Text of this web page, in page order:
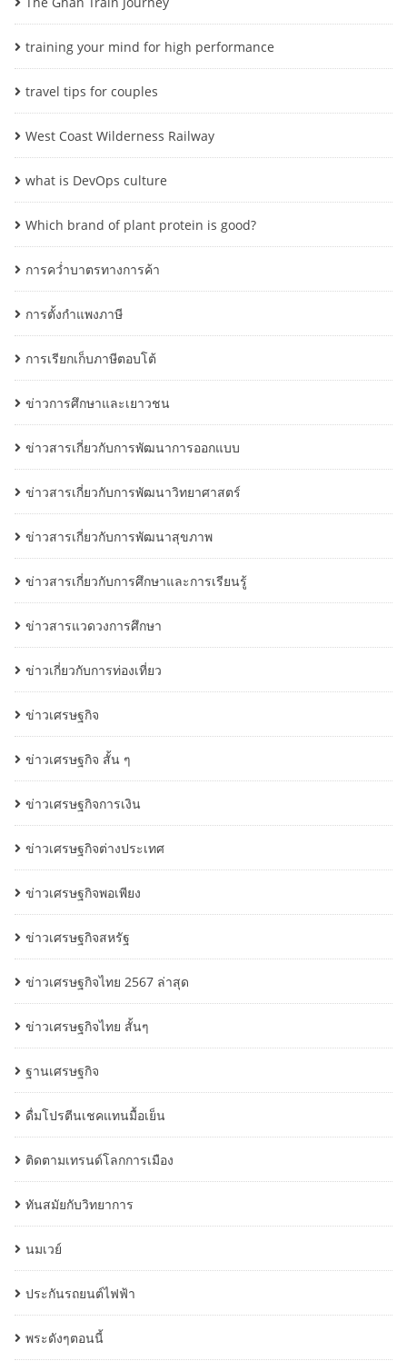
training your mind for high performance
travel tips for couples
West Coast Wilderness Railway
what is DevOps culture
Which brand of plant protein is good?
การคว่ำบาตรทางการค้า
การตั้งกำแพงภาษี
การเรียกเก็บภาษีตอบโต้
ข่าวการศึกษาและเยาวชน
ข่าวสารเกี่ยวกับการพัฒนาการออกแบบ
ข่าวสารเกี่ยวกับการพัฒนาวิทยาศาสตร์
ข่าวสารเกี่ยวกับการพัฒนาสุขภาพ
ข่าวสารเกี่ยวกับการศึกษาและการเรียนรู้
ข่าวสารแวดวงการศึกษา
ข่าวเกี่ยวกับการท่องเที่ยว
ข่าวเศรษฐกิจ
ข่าวเศรษฐกิจ สั้น ๆ
ข่าวเศรษฐกิจการเงิน
ข่าวเศรษฐกิจต่างประเทศ
ข่าวเศรษฐกิจพอเพียง
ข่าวเศรษฐกิจสหรัฐ
ข่าวเศรษฐกิจไทย 2567 ล่าสุด
ข่าวเศรษฐกิจไทย สั้นๆ
ฐานเศรษฐกิจ
ดื่มโปรตีนเชคแทนมื้อเย็น
ติดตามเทรนด์โลกการเมือง
ทันสมัยกับวิทยาการ
นมเวย์
ประกันรถยนต์ไฟฟ้า
พระดังๆตอนนี้